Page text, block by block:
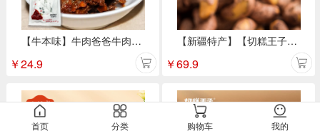
【牛本味】牛肉爸爸牛肉干 48g/袋
￥24.9
【新疆特产】【切糕王子】A180紫衣腰果淡盐味250g*2盒
￥69.9
首页 分类 购物车 我的